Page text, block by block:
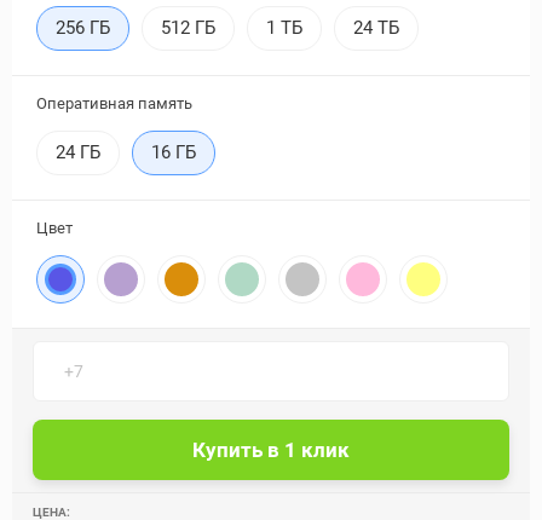
256 ГБ 512 ГБ 1 ТБ 24 ТБ
Оперативная память
24 ГБ 16 ГБ
Цвет
ЦЕНА: